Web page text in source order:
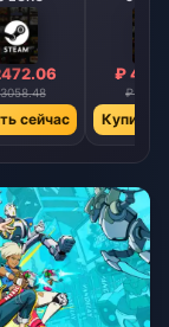
сейчас
₽
₽
Купить